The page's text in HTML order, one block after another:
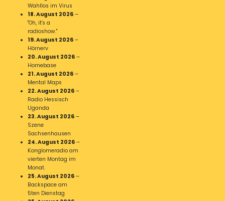
Wahllos im Virus
18. August 2026 –
"Oh, it's a
radioshow."
19. August 2026 –
Hörnerv
20. August 2026 –
Homebase
21. August 2026 –
Mental Maps
22. August 2026 –
Radio Hessisch
Uganda
23. August 2026 –
Szene
Sachsenhausen
24. August 2026 –
Konglomeradio am
vierten Montag im
Monat.
25. August 2026 –
Backspace am
5ten Dienstag